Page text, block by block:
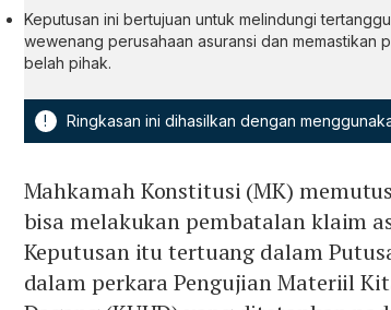
Keputusan ini bertujuan untuk melindungi
wewenang perusahaan asuransi dan memastikan
belah pihak.
! Ringkasan ini dihasilkan dengan
Mahkamah Konstitusi (MK)
bisa melakukan pembatalan klaim
Keputusan itu tertuang dalam
dalam perkara Pengujian Materiil